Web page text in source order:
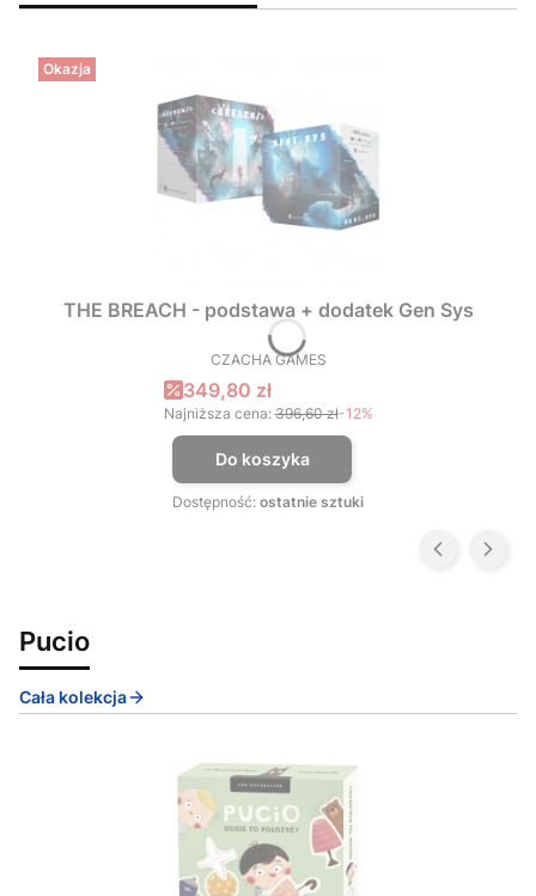
Okazja
THE BREACH - podstawa + dodatek Gen Sys
PRODUCENT
CZACHA GAMES
Cena promocyjna
349,80 zł
Najniższa cena: 396,60 zł-12%
Do koszyka
Dostępność: ostatnie sztuki
Pucio
Cała kolekcja